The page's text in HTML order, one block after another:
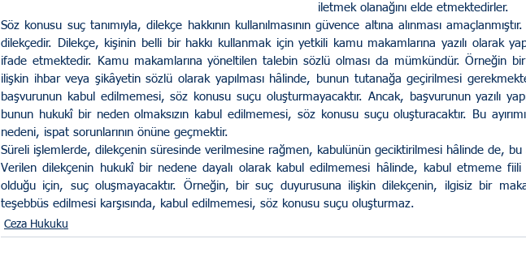
iletmek olanağını elde etmektedirler.
Söz konusu suç tanımıyla, dilekçe hakkının kullanılmasının güvence altına alınması
dilekçedir. Dilekçe, kişinin belli bir hakkı kullanmak için yetkili kamu makamlarına yazılı olarak
ifade etmektedir. Kamu makamlarına yöneltilen talebin sözlü olması da mümkündür. Örneğin bir
ilişkin ihbar veya şikâyetin sözlü olarak yapılması hâlinde, bunun tutanağa geçirilmesi
başvurunun kabul edilmemesi, söz konusu suçu oluşturmayacaktır. Ancak, başvurunun yazılı
bunun hukukî bir neden olmaksızın kabul edilmemesi, söz konusu suçu oluşturacaktır. Bu
nedeni, ispat sorunlarının önüne geçmektir.
Süreli işlemlerde, dilekçenin süresinde verilmesine rağmen, kabulünün geciktirilmesi hâlinde de, bu
Verilen dilekçenin hukukî bir nedene dayalı olarak kabul edilmemesi hâlinde, kabul etmeme fiili
olduğu için, suç oluşmayacaktır. Örneğin, bir suç duyurusuna ilişkin dilekçenin, ilgisiz bir
teşebbüs edilmesi karşısında, kabul edilmemesi, söz konusu suçu oluşturmaz.
Ceza Hukuku